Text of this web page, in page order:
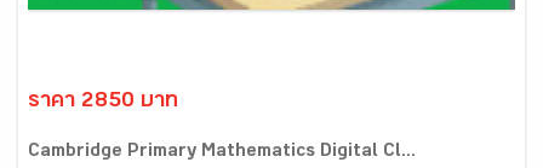
ราคา 2850 บาท
Cambridge Primary Mathematics Digital Cl...